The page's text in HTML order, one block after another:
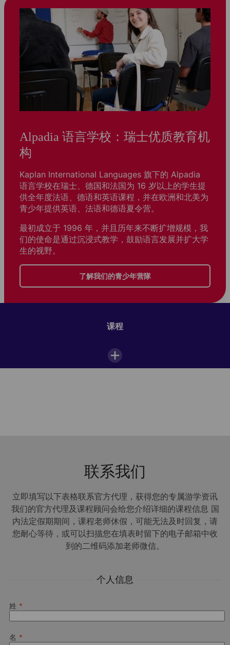
Alpadia 语言学校：瑞士优质教育机
构
Kaplan International Languages 旗下的 Alpadia
语言学校在瑞士、德国和法国为 16 岁以上的学生提
供全年度法语、德语和英语课程，并在欧洲和北美为
青少年提供英语、法语和德语夏令营。
最初成立于 1996 年，并且历年来不断扩增规模，我
们的使命是通过沉浸式教学，鼓励语言发展并扩大学
生的视野。
了解我们的青少年营隊
课程
联系我们
立即填写以下表格联系官方代理，获得您的专属游学资讯
我们的官方代理及课程顾问会给您介绍详细的课程信息 国
内法定假期期间，课程老师休假，可能无法及时回复，请
您耐心等待，或可以扫描您在填表时留下的电子邮箱中收
到的二维码添加老师微信。
个人信息
姓
名